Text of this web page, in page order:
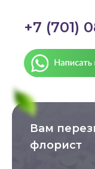
+7 (701)
Вам
флорист